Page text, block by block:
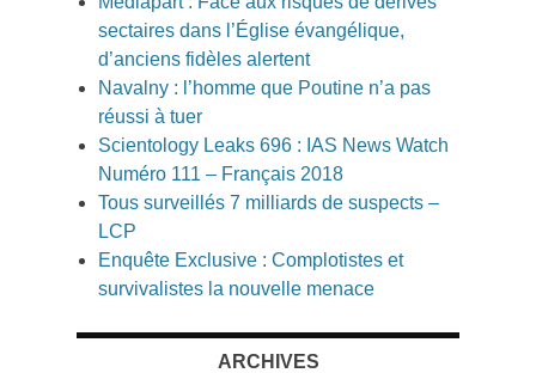
sectaires dans l’Église évangélique,
d’anciens fidèles alertent
Navalny : l’homme que Poutine n’a pas
réussi à tuer
Scientology Leaks 696 : IAS News Watch
Numéro 111 – Français 2018
Tous surveillés 7 milliards de suspects –
LCP
Enquête Exclusive : Complotistes et
survivalistes la nouvelle menace
ARCHIVES